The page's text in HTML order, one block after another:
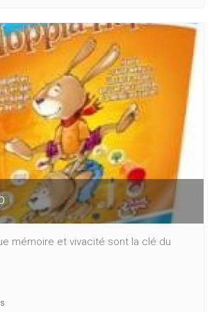
mémoire et vivacité sont la clé du